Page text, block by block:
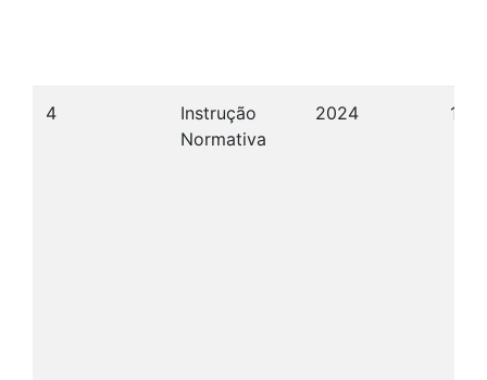
4
Instrução
Normativa
2024 12/